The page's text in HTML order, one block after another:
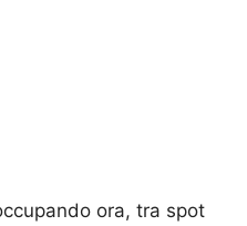
ora, tra spot